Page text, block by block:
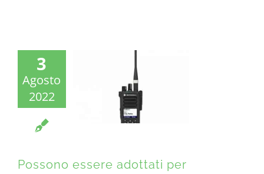
3
Agosto
2022
Possono essere adottati per